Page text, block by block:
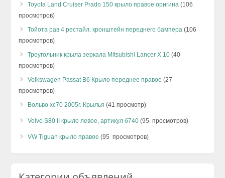
Toyota Land Cruiser Prado 150 крыло правое оригина (106
просмотров)
Тойота рав 4 рестайл. кронштейн переднего бампера (106
просмотров)
Треугольник крыла зеркала Mitsubishi Lancer X 10 (40
просмотров)
Volkswagen Passat B6 Крыло переднее правое (27
просмотров)
Вольво хс70 2005г. Крылья (41 просмотр)
Volvo S80 II крыло левое, артикул б740 (95 просмотров)
VW Tiguan крыло правое (95 просмотров)